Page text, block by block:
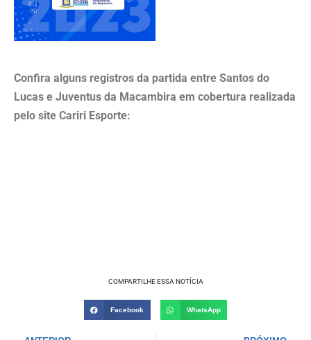
Confira alguns registros da partida entre Santos do
Lucas e Juventus da Macambira em cobertura realizada
pelo site Cariri Esporte:
COMPARTILHE ESSA NOTÍCIA
Facebook WhatsApp